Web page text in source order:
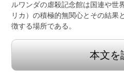
ルワンダの虐殺記念館は国連や世
リカ）の積極的無関心とその結果
徴する場所である。
本文を